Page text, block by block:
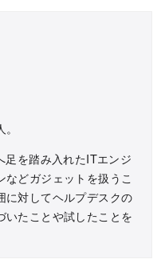
足を踏み入れたITエンジ
どガジェットを扱うこ
に対してヘルプデスクの
いたことや試したことを